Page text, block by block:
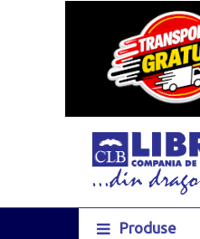
Produse